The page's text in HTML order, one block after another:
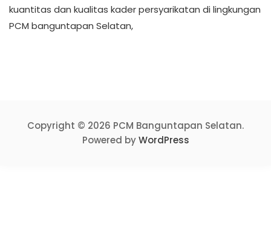
kuantitas dan kualitas kader persyarikatan di lingkungan
PCM banguntapan Selatan,
Copyright © 2026 PCM Banguntapan Selatan.
Powered byWordPress